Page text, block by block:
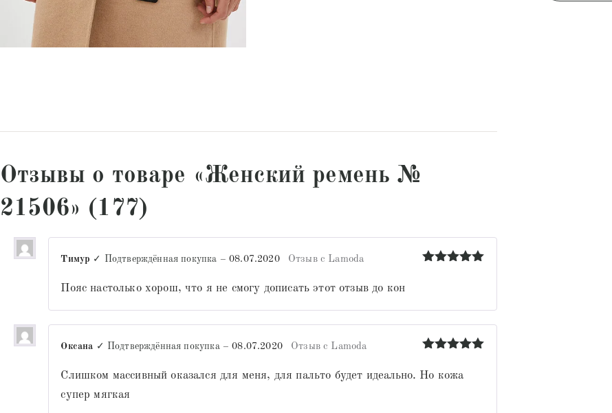
Отзывы о товаре «Женский ремень №
21506» (177)
Тимур ✓ Подтверждённая покупка – 08.07.2020 Отзыв с Lamoda
Пояс настолько хорош, что я не смогу дописать этот отзыв до кон
из 5
Оксана ✓ Подтверждённая покупка – 08.07.2020 Отзыв с Lamoda
Слишком массивный оказался для меня, для пальто будет идеально. Но кожа
супер мягкая